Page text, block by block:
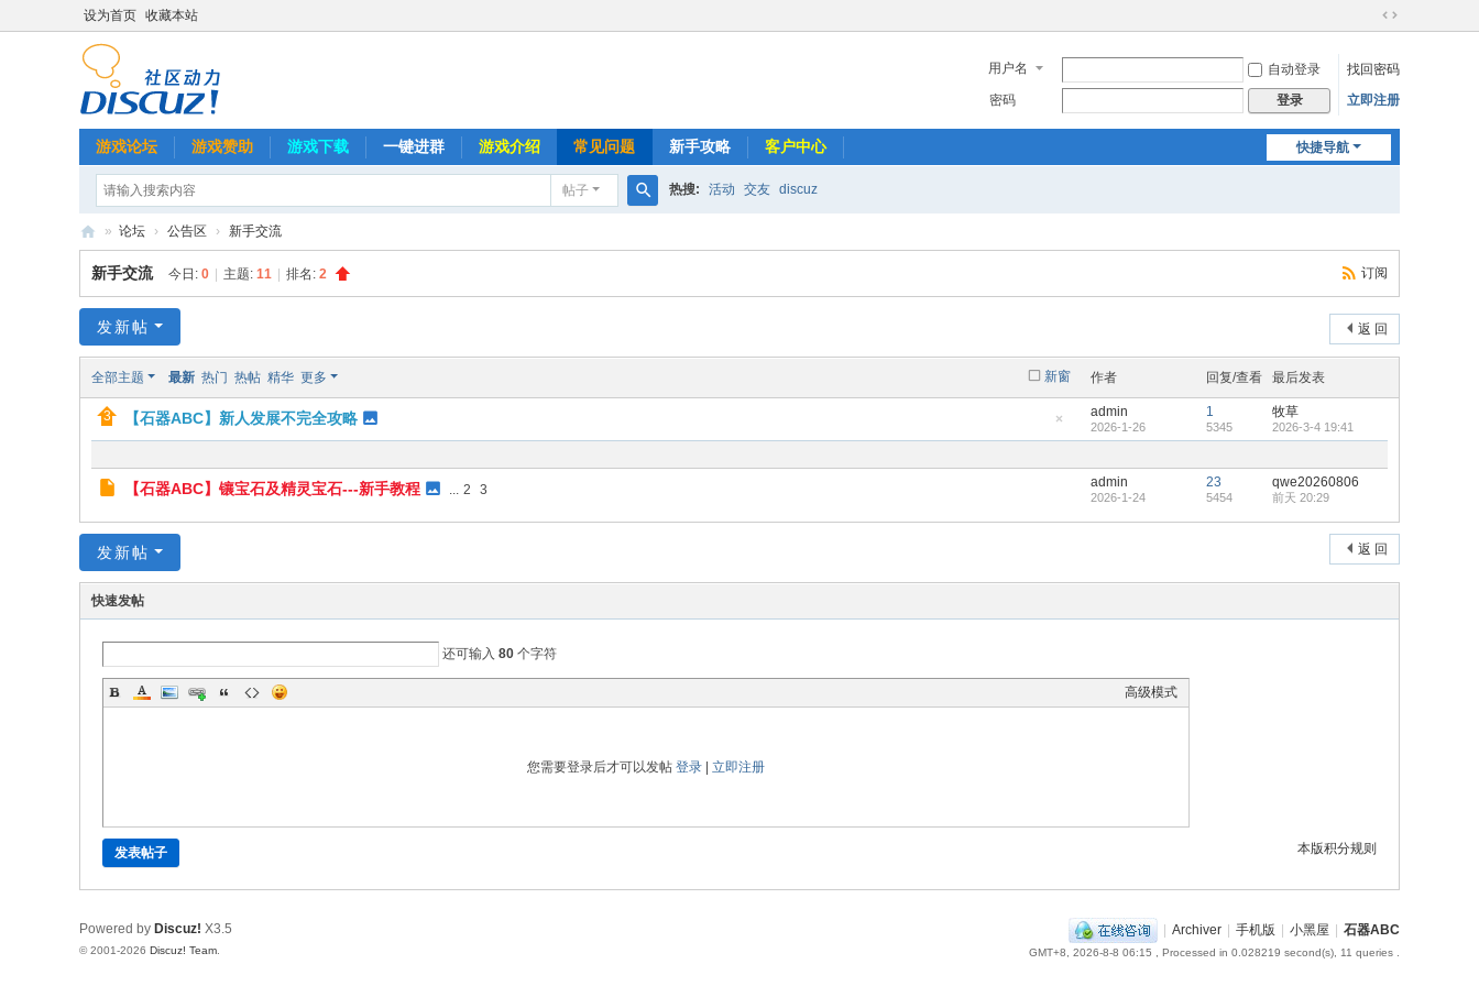
设为首页 收藏本站
切
到
宽
用户名 自动登录
找回密码
密码
登录 立即注册
快捷导航
游戏论坛 游戏赞助 游戏下载 一键进群 游戏介绍 常见问题 新手攻略 客户中心
帖子
索
热搜: 活动 交友 discuz
石
器
B
» 论坛 › 公告区 › 新手交流
订阅
新手交流 今日: 0 主题: 11 排名: 2
返 回
发新帖
新窗
全部主题 最新 热门 热帖 精华 更多 作者 回复/查看 最后发表
藏
顶
【石器ABC】新人发展不完全攻略 admin
2026-1-26
1
5345
牧草
2026-3-4 19:41
【石器ABC】镶宝石及精灵宝石---新手教程 ... 2 3 admin
2026-1-24
23
5454
qwe20260806
前天 20:29
返 回
发新帖
快速发帖
还可输入 80 个字符
高级模式
您需要登录后才可以发帖 登录 立即注册
本版积分规则
发表帖子
| Archiver | 手机版 | 小黑屋 | 石器ABC
GMT+8, 2026-8-8 06:15 , Processed in 0.028219 second(s), 11 queries .
Powered by Discuz! X3.5
© 2001-2026 Discuz! Team